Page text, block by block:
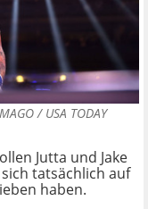
/ USA TODAY
Jutta und Jake
tatsächlich auf
haben.